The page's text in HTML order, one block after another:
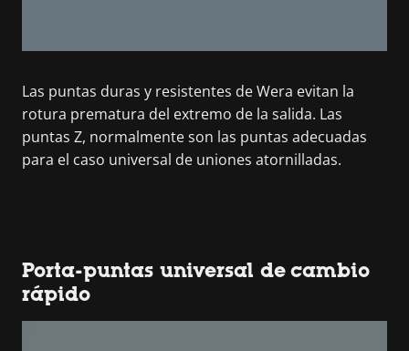
Las puntas duras y resistentes de Wera evitan la
rotura prematura del extremo de la salida. Las
puntas Z, normalmente son las puntas adecuadas
para el caso universal de uniones atornilladas.
Porta-puntas universal de cambio
rápido